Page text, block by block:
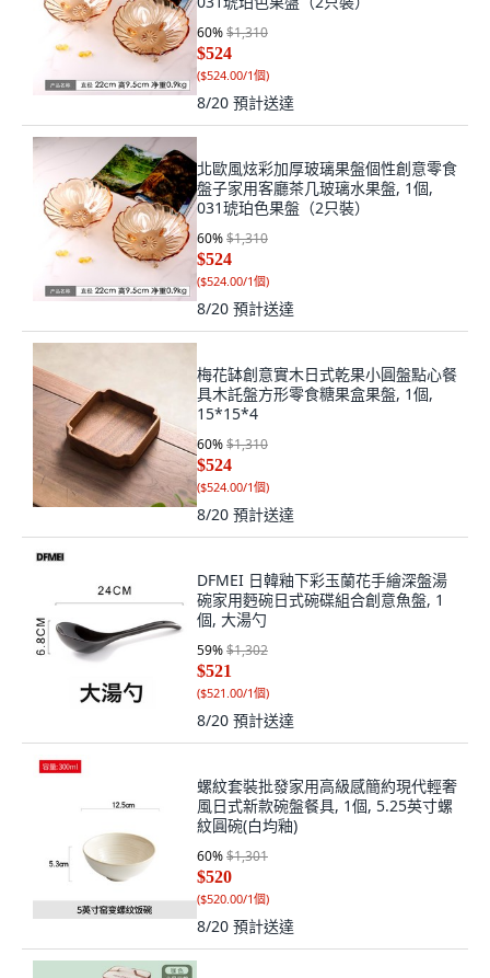
60%$1,310
$524
($524.00/1個)
8/20 預計送達
北歐風炫彩加厚玻璃果盤個性創意零食
盤子家用客廳茶几玻璃水果盤, 1個,
031琥珀色果盤（2只裝）
60%$1,310
$524
($524.00/1個)
8/20 預計送達
梅花缽創意實木日式乾果小圓盤點心餐
具木託盤方形零食糖果盒果盤, 1個,
15*15*4
60%$1,310
$524
($524.00/1個)
8/20 預計送達
DFMEI 日韓釉下彩玉蘭花手繪深盤湯
碗家用麪碗日式碗碟組合創意魚盤, 1
個, 大湯勺
59%$1,302
$521
($521.00/1個)
8/20 預計送達
螺紋套裝批發家用高級感簡約現代輕奢
風日式新款碗盤餐具, 1個, 5.25英寸螺
紋圓碗(白均釉)
60%$1,301
$520
($520.00/1個)
8/20 預計送達